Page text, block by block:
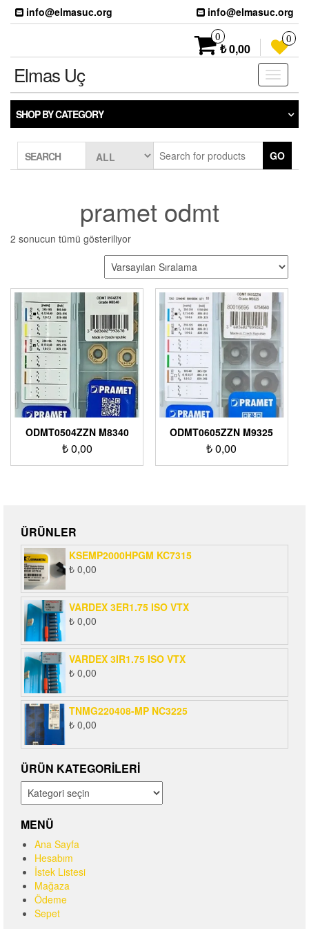
Skip
info@elmasuc.org info@elmasuc.org
0
₺ 0,00
0
Toggle
Elmas Uç
SHOP BY CATEGORY
SEARCH GO
pramet odmt
2 sonucun tümü gösteriliyor
ODMT0504ZZN M8340
₺0,00
ODMT0605ZZN M9325
₺0,00
ÜRÜNLER
KSEMP2000HPGM KC7315
₺ 0,00
VARDEX 3ER1.75 ISO VTX
₺ 0,00
VARDEX 3IR1.75 ISO VTX
₺ 0,00
TNMG220408-MP NC3225
₺ 0,00
ÜRÜN KATEGORILERI
MENÜ
Ana Sayfa
Hesabım
İstek Listesi
Mağaza
Ödeme
Sepet